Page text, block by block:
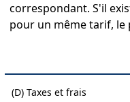
correspondant. S'il
pour un même tarif, le
(D) Taxes et frais